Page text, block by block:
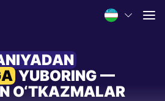
YUBORING —
O‘TKAZMALAR